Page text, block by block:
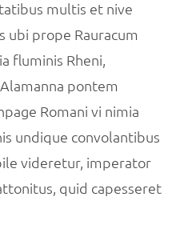
multis et nive
ubi prope Rauracum
fluminis Rheni,
pontem
Romani vi nimia
undique convolantibus
videretur, imperator
quid capesseret